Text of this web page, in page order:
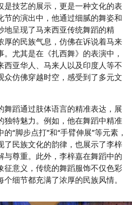
是技艺的展示，更是一种文化的表
节的演出中，他通过细腻的舞姿和
地呈现了马来西亚传统舞蹈的精
厚的民族气息，仿佛在诉说着马来
尤其是在《扎西舞》的表演中，
西亚华人、马来人以及印度人等不
众仿佛穿越时空，感受到了多元文
舞蹈通过肢体语言的精准表达，展
独特魅力。例如，他在舞蹈中精准
“脚步点打”和“手臂伸展”等元素，
了民族文化的韵律，也展示了李梓
与尊重。此外，李梓嘉在舞蹈中的
征意义，传统的舞蹈服饰不仅色彩
细节都充满了浓厚的民族风情。